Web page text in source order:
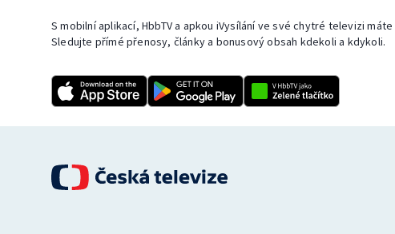
S mobilní aplikací, HbbTV a apkou iVysílání ve své chytré televizi
Sledujte přímé přenosy, články a bonusový obsah kdekoli a kdykoli.